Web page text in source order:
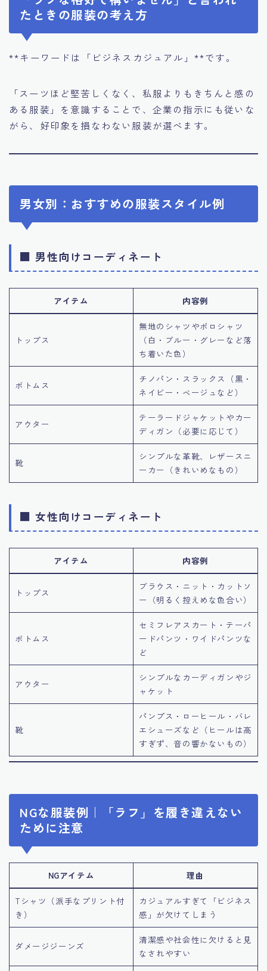
たときの服装の考え方
**キーワードは「ビジネスカジュアル」**です。
「スーツほど堅苦しくなく、私服よりもきちんと感の
ある服装」を意識することで、企業の指示にも従いな
がら、好印象を損なわない服装が選べます。
男女別：おすすめの服装スタイル例
■ 男性向けコーディネート
アイテム 内容例
トップス
無地のシャツやポロシャツ
（白・ブルー・グレーなど落
ち着いた色）
ボトムス
チノパン・スラックス（黒・
ネイビー・ベージュなど）
アウター
テーラードジャケットやカー
ディガン（必要に応じて）
靴
シンプルな革靴、レザースニ
ーカー（きれいめなもの）
■ 女性向けコーディネート
アイテム 内容例
トップス
ブラウス・ニット・カットソ
ー（明るく控えめな色合い）
ボトムス
セミフレアスカート・テーパ
ードパンツ・ワイドパンツな
ど
アウター
シンプルなカーディガンやジ
ャケット
靴
パンプス・ローヒール・バレ
エシューズなど（ヒールは高
すぎず、音の響かないもの）
NGな服装例｜「ラフ」を履き違えない
ために注意
NGアイテム 理由
Tシャツ（派手なプリント付
き）
カジュアルすぎて「ビジネス
感」が欠けてしまう
ダメージジーンズ
清潔感や社会性に欠けると見
なされやすい